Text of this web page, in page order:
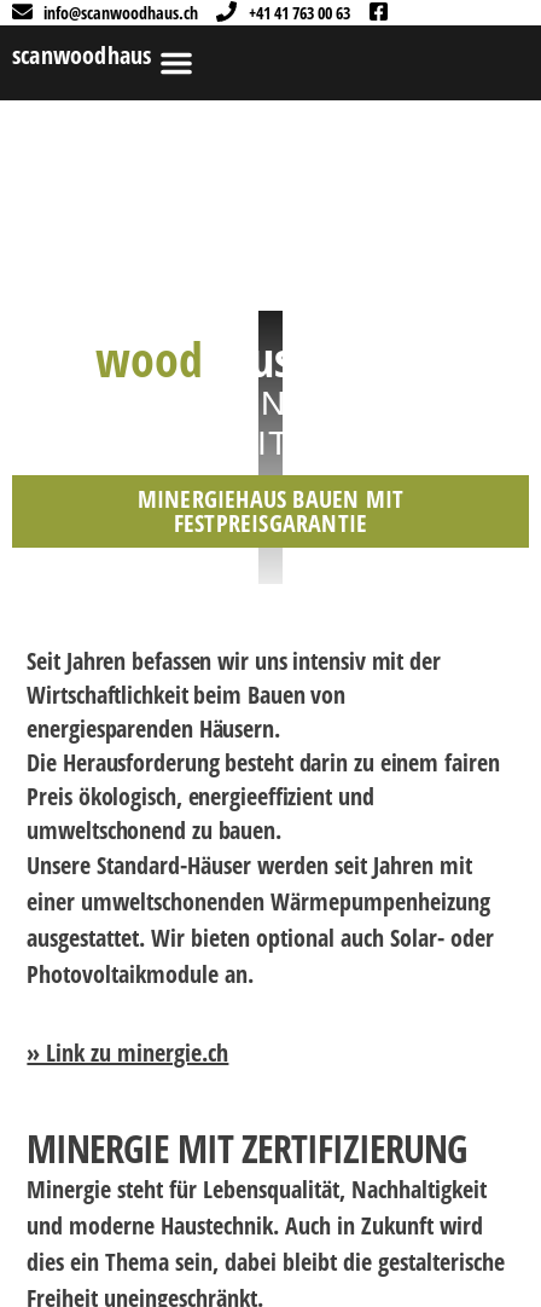
info@scanwoodhaus.ch +41 41 763 00 63
scanwoodhaus
wood haus
DAS EIGENHEIM ALS
MINERGIE MIT ZERTIFIKAT
MINERGIEHAUS BAUEN MIT
FESTPREISGARANTIE
Seit Jahren befassen wir uns intensiv mit der
Wirtschaftlichkeit beim Bauen von
energiesparenden Häusern.
Die Herausforderung besteht darin zu einem fairen
Preis ökologisch, energieeffizient und
umweltschonend zu bauen.
Unsere Standard-Häuser werden seit Jahren mit
einer umweltschonenden Wärmepumpenheizung
ausgestattet. Wir bieten optional auch Solar- oder
Photovoltaikmodule an.
» Link zu minergie.ch
MINERGIE MIT ZERTIFIZIERUNG
Minergie steht für Lebensqualität, Nachhaltigkeit
und moderne Haustechnik. Auch in Zukunft wird
dies ein Thema sein, dabei bleibt die gestalterische
Freiheit uneingeschränkt.